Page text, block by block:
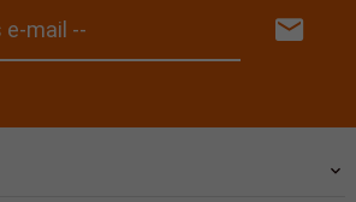
e-mail --